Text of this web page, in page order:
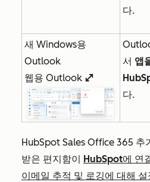
다.
새 Windows용
Outlook
웹용 Outlook enlargeIcon
서 앱
다.
HubSpot Sales Office 365 추
받은 편지함이 HubSpot에 연
이메일 추적 및 로깅에 대해 설